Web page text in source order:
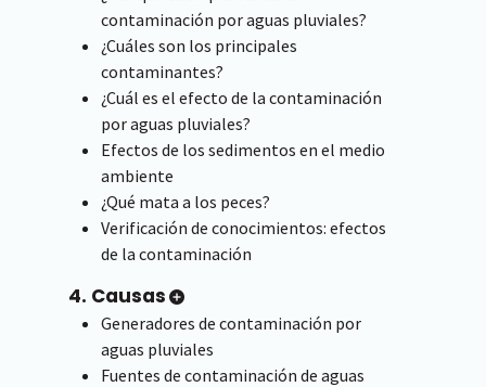
contaminación por aguas pluviales?
¿Cuáles son los principales
contaminantes?
¿Cuál es el efecto de la contaminación
por aguas pluviales?
Efectos de los sedimentos en el medio
ambiente
¿Qué mata a los peces?
Verificación de conocimientos: efectos
de la contaminación
4. Causas
Generadores de contaminación por
aguas pluviales
Fuentes de contaminación de aguas